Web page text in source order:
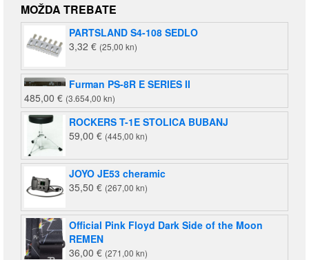
je:
220,00 €
140,00 €
MOŽDA TREBATE
PARTSLAND S4-108 SEDLO
3,32 € (25,00 kn)
Furman PS-8R E SERIES II
485,00 € (3.654,00 kn)
ROCKERS T-1E STOLICA BUBANJ
59,00 € (445,00 kn)
JOYO JE53 cheramic
35,50 € (267,00 kn)
Official Pink Floyd Dark Side of the Moon
REMEN
36,00 € (271,00 kn)